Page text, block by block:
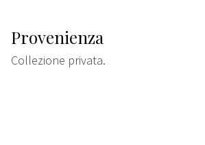
Provenienza
Collezione privata.